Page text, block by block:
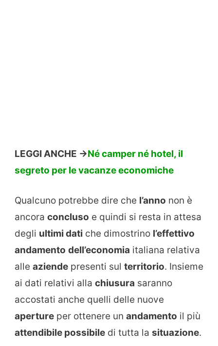
LEGGI ANCHE ->Né camper né hotel, il
segreto per le vacanze economiche
Qualcuno potrebbe dire che l’anno non è
ancora concluso e quindi si resta in attesa
degli ultimi dati che dimostrino l’effettivo
andamento dell’economia italiana relativa
alle aziende presenti sul territorio. Insieme
ai dati relativi alla chiusura saranno
accostati anche quelli delle nuove
aperture per ottenere un andamento il più
attendibile possibile di tutta la situazione.